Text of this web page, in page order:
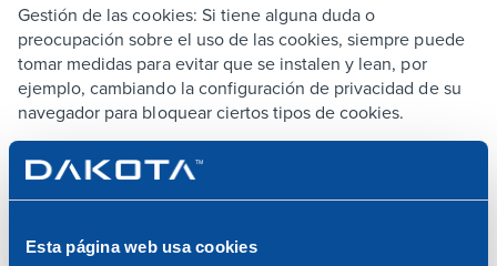
Esta página web usa cookies
Gestión de las cookies: Si tiene alguna duda o
preocupación sobre el uso de las cookies, siempre puede
tomar medidas para evitar que se instalen y lean, por
ejemplo, cambiando la configuración de privacidad de su
navegador para bloquear ciertos tipos de cookies.
Como cada navegador -y a menudo las diferentes
considerablemente entre sí, puede encontrar información